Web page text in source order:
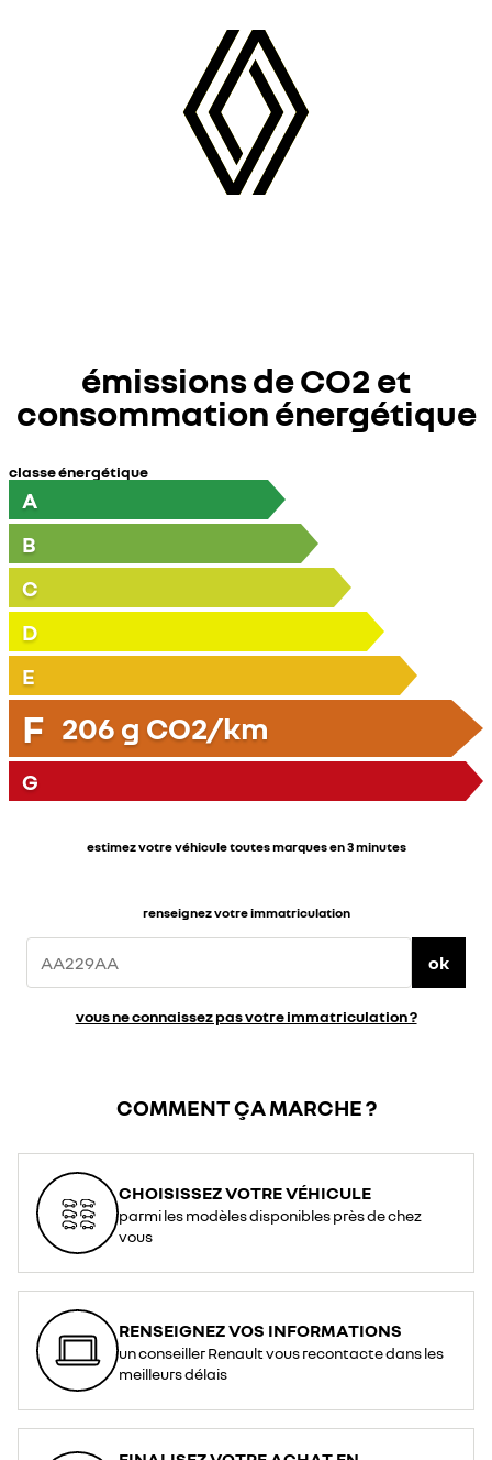
émissions de CO2 et
consommation énergétique
classe énergétique
A
B
C
D
E
F 206 g CO2/km
G
estimez votre véhicule toutes marques en 3 minutes
renseignez votre immatriculation
ok
vous ne connaissez pas votre immatriculation ?
COMMENT ÇA MARCHE ?
CHOISISSEZ VOTRE VÉHICULE
parmi les modèles disponibles près de chez
vous
RENSEIGNEZ VOS INFORMATIONS
un conseiller Renault vous recontacte dans les
meilleurs délais